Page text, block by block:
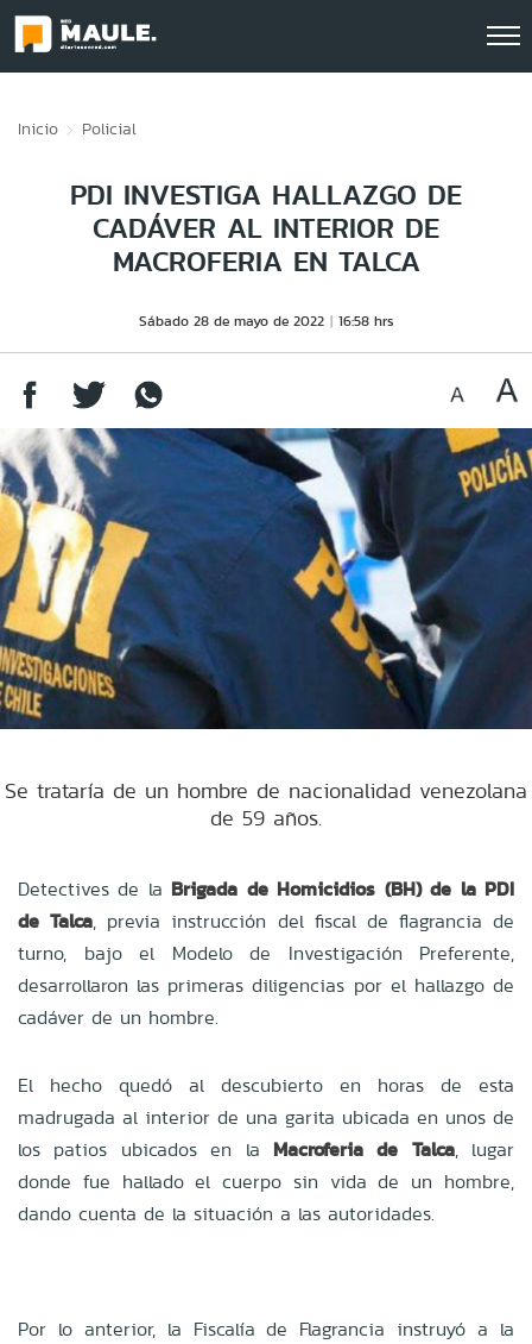
Inicio Policial
PDI INVESTIGA HALLAZGO DE
CADÁVER AL INTERIOR DE
MACROFERIA EN TALCA
Sábado 28 de mayo de 2022 16:58 hrs
Se trataría de un hombre de nacionalidad venezolana
de 59 años.
Detectives de la Brigada de Homicidios (BH) de la PDI
de Talca, previa instrucción del fiscal de flagrancia de
turno, bajo el Modelo de Investigación Preferente,
desarrollaron las primeras diligencias por el hallazgo de
cadáver de un hombre.
El hecho quedó al descubierto en horas de esta
madrugada al interior de una garita ubicada en unos de
los patios ubicados en la Macroferia de Talca, lugar
donde fue hallado el cuerpo sin vida de un hombre,
dando cuenta de la situación a las autoridades.
Por lo anterior, la Fiscalía de Flagrancia instruyó a la